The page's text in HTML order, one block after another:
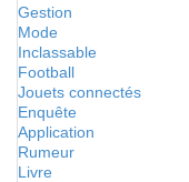
Gestion
Mode
Inclassable
Football
Jouets connectés
Enquête
Application
Rumeur
Livre